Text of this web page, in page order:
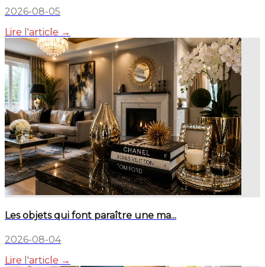
2026-08-05
Lire l'article →
Les objets qui font paraître une ma...
2026-08-04
Lire l'article →